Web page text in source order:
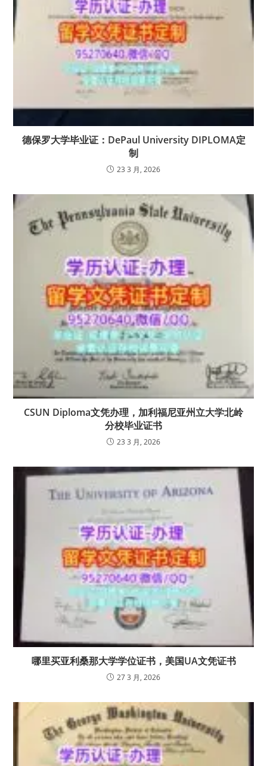
德保罗大学毕业证：DePaul University DIPLOMA定
制
23 3 月, 2026
CSUN Diploma文凭办理，加利福尼亚州立大学北岭
分校毕业证书
23 3 月, 2026
哪里买亚利桑那大学学位证书，美国UA文凭证书
27 3 月, 2026